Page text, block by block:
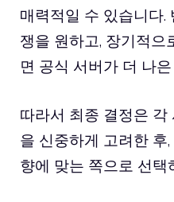
매력적일 수 있습니다.
쟁을 원하고, 장기적
면 공식 서버가 더 나
따라서 최종 결정은 각
을 신중하게 고려한 후
향에 맞는 쪽으로 선택